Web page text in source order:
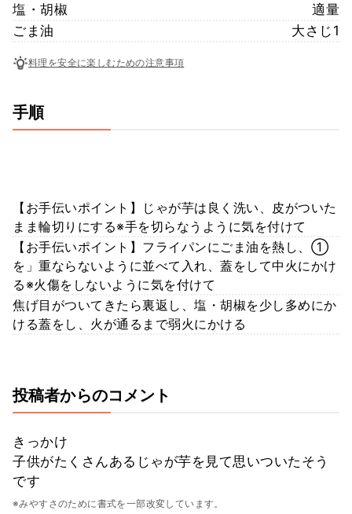
塩・胡椒
適量
ごま油
大さじ1
料理を安全に楽しむための注意事項
手順
【お手伝いポイント】じゃが芋は良く洗い、皮がついた
まま輪切りにする※手を切らなうように気を付けて
【お手伝いポイント】フライパンにごま油を熱し、①
を」重ならないように並べて入れ、蓋をして中火にかけ
る※火傷をしないように気を付けて
焦げ目がついてきたら裏返し、塩・胡椒を少し多めにか
ける蓋をし、火が通るまで弱火にかける
投稿者からのコメント
きっかけ
子供がたくさんあるじゃが芋を見て思いついたそう
です
※みやすさのために書式を一部改変しています。